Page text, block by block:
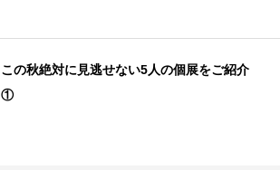
この秋絶対に見逃せない5人の個展をご紹介
①